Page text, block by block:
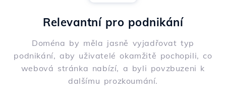
Relevantní pro podnikání
Doména by měla jasně vyjadřovat typ
podnikání, aby uživatelé okamžitě pochopili, co
webová stránka nabízí, a byli povzbuzeni k
dalšímu prozkoumání.